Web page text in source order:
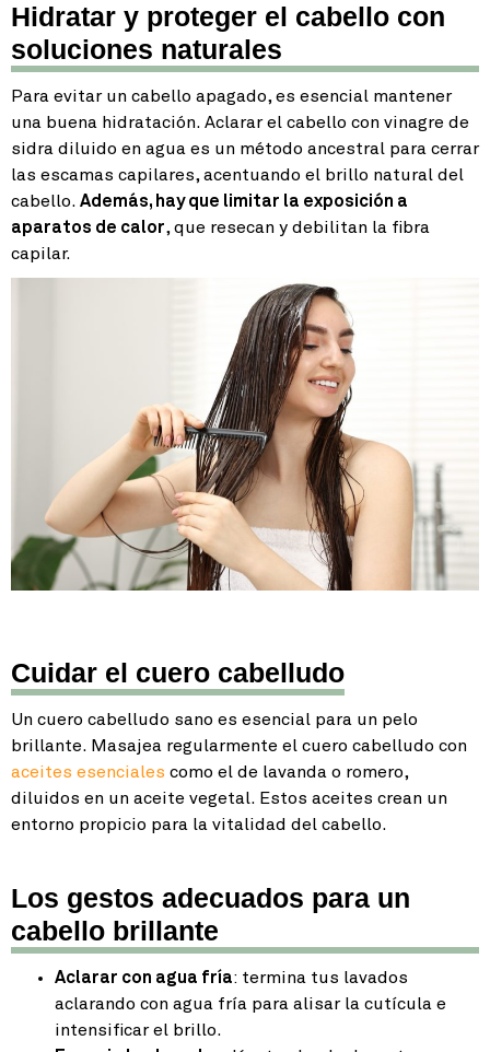
Hidratar y proteger el cabello con
soluciones naturales
Para evitar un cabello apagado, es esencial mantener
una buena hidratación. Aclarar el cabello con vinagre de
sidra diluido en agua es un método ancestral para cerrar
las escamas capilares, acentuando el brillo natural del
cabello. Además, hay que limitar la exposición a
aparatos de calor, que resecan y debilitan la fibra
capilar.
Cuidar el cuero cabelludo
Un cuero cabelludo sano es esencial para un pelo
brillante. Masajea regularmente el cuero cabelludo con
aceites esenciales como el de lavanda o romero,
diluidos en un aceite vegetal. Estos aceites crean un
entorno propicio para la vitalidad del cabello.
Los gestos adecuados para un
cabello brillante
Aclarar con agua fría: termina tus lavados
aclarando con agua fría para alisar la cutícula e
intensificar el brillo.